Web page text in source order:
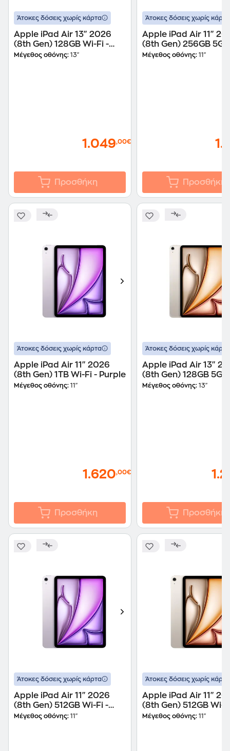
Άτοκες δόσεις χωρίς κάρτα
Apple iPad Air 13" 2026
(8th Gen) 128GB Wi-Fi -
Space Grey
Μέγεθος οθόνης: 13"
1.049,00€
Προσθήκη
Άτοκες δόσεις χωρίς κάρτα
Apple iPad Air 11"
(8th Gen) 256GB 5G -
Space Gray
Μέγεθος οθόνης: 11"
Προσθήκη
Άτοκες δόσεις χωρίς κάρτα
Apple iPad Air 11" 2026
(8th Gen) 1TB Wi-Fi - Purple
Μέγεθος οθόνης: 11"
1.620,00€
Προσθήκη
Άτοκες δόσεις χωρίς κάρτα
Apple iPad Air 13"
(8th Gen) 128GB 5G -
Starlight
Μέγεθος οθόνης: 13"
Προσθήκη
Άτοκες δόσεις χωρίς κάρτα
Apple iPad Air 11" 2026
(8th Gen) 512GB Wi-Fi -
Purple
Μέγεθος οθόνης: 11"
Άτοκες δόσεις χωρίς κάρτα
Apple iPad Air 11"
(8th Gen) 512GB Wi-
Starlight
Μέγεθος οθόνης: 11"